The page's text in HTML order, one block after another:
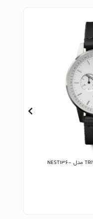
ساعت مچی مردانه و زنانه تریوا TRIWA مدل NEST136-